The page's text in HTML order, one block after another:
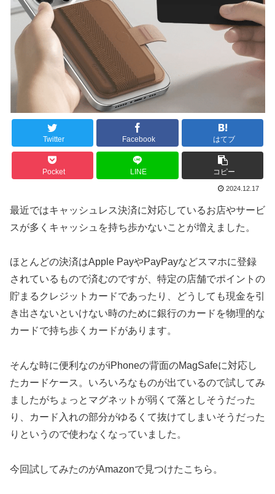
Twitter Facebook はてブ
Pocket LINE コピー
2024.12.17
最近ではキャッシュレス決済に対応しているお店やサービ
スが多くキャッシュを持ち歩かないことが増えました。
ほとんどの決済はApple PayやPayPayなどスマホに登録
されているもので済むのですが、特定の店舗でポイントの
貯まるクレジットカードであったり、どうしても現金を引
き出さないといけない時のために銀行のカードを物理的な
カードで持ち歩くカードがあります。
そんな時に便利なのがiPhoneの背面のMagSafeに対応し
たカードケース。いろいろなものが出ているので試してみ
ましたがちょっとマグネットが弱くて落としそうだった
り、カード入れの部分がゆるくて抜けてしまいそうだった
りというので使わなくなっていました。
今回試してみたのがAmazonで見つけたこちら。